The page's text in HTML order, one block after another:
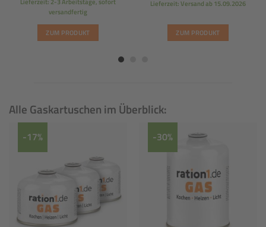
versandfertig
ZUM PRODUKT
Lieferzeit: Versand ab 15.09.2026
ZUM PRODUKT
Alle Gaskartuschen im Überblick:
-17% -30%